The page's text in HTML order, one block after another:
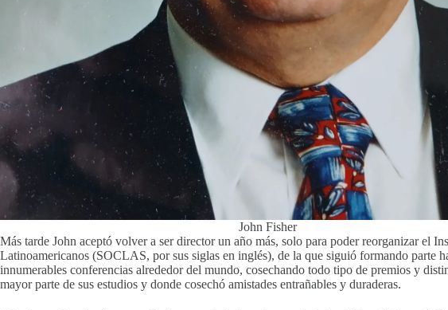
John Fisher
Más tarde John aceptó volver a ser director un año más, solo para poder reorganizar el
Latinoamericanos (SOCLAS, por sus siglas en inglés), de la que siguió formando parte
innumerables conferencias alrededor del mundo, cosechando todo tipo de premios y
mayor parte de sus estudios y donde cosechó amistades entrañables y duraderas.